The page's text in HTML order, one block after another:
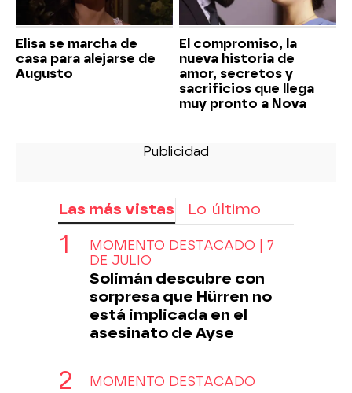
Elisa se marcha de
casa para alejarse de
Augusto
El compromiso, la
nueva historia de
amor, secretos y
sacrificios que llega
muy pronto a Nova
Las más vistas Lo último
MOMENTO DESTACADO | 7
DE JULIO
Solimán descubre con
sorpresa que Hürren no
está implicada en el
asesinato de Ayse
MOMENTO DESTACADO